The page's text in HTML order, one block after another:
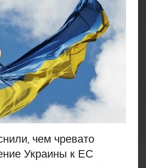
чем чревато
Украины к ЕС